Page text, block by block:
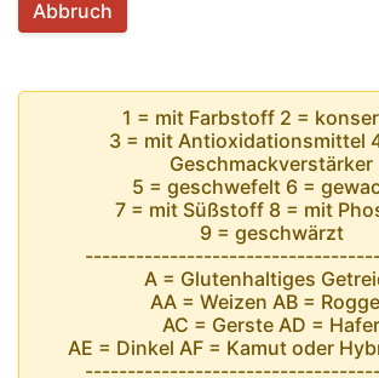
Abbruch
1 = mit Farbstoff 2 =
3 = mit Antioxidationsmittel
Geschmackverstärker
5 = geschwefelt 6 =
7 = mit Süßstoff 8 = mit
9 = geschwärzt
A = Glutenhaltiges
AA = Weizen AB =
AC = Gerste AD = Hafer
AE = Dinkel AF = Kamut oder